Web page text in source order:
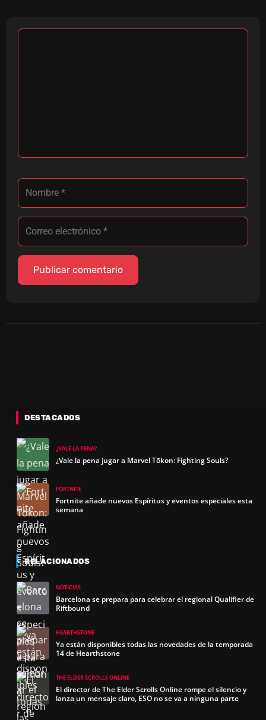
DESTACADOS
¿VALE LA PENA?
¿Vale la pena jugar a Marvel Tōkon: Fighting Souls?
FORTNITE
Fortnite añade nuevos Espíritus y eventos especiales esta
semana
RELACIONADOS
NOTICIAS
Barcelona se prepara para celebrar el regional Qualifier de
Riftbound
HEARTHSTONE
Ya están disponibles todas las novedades de la temporada
14 de Hearthstone
THE ELDER SCROLLS ONLINE
El director de The Elder Scrolls Online rompe el silencio y
lanza un mensaje claro, ESO no se va a ninguna parte